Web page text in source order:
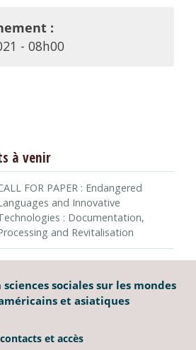
:
- 08h00
à venir
FOR PAPER : Endangered
and Innovative
: Documentation,
and Revitalisation
sociales sur les mondes
et asiatiques
contacts et accès